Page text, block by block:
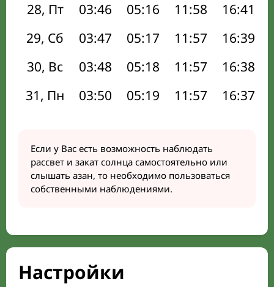
28, Пт
03:46 05:16 11:58 16:41
29, Сб
03:47 05:17 11:57 16:39
30, Вс
03:48 05:18 11:57 16:38
31, Пн
03:50 05:19 11:57 16:37
Если у Вас есть возможность наблюдать
рассвет и закат солнца самостоятельно или
слышать азан, то необходимо пользоваться
собственными наблюдениями.
Настройки